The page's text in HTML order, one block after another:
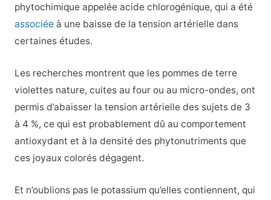
phytochimique appelée acide chlorogénique, qui a été
associéeà une baisse de la tension artérielle dans
certaines études.
Les recherches montrent que les pommes de terre
violettes nature, cuites au four ou au micro-ondes, ont
permis d’abaisser la tension artérielle des sujets de 3
à 4 %, ce qui est probablement dû au comportement
antioxydant et à la densité des phytonutriments que
ces joyaux colorés dégagent.
Et n’oublions pas le potassium qu’elles contiennent, qui